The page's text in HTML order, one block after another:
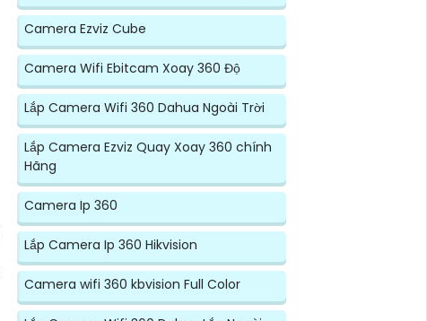
Camera Ezviz Cube
Camera Wifi Ebitcam Xoay 360 Độ
Lắp Camera Wifi 360 Dahua Ngoài Trời
Lắp Camera Ezviz Quay Xoay 360 chính
Hãng
Camera Ip 360
Lắp Camera Ip 360 Hikvision
Camera wifi 360 kbvision Full Color